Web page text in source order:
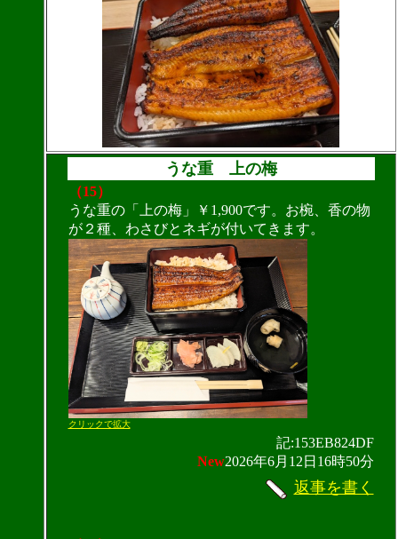
うな重 上の梅
（15）
うな重の「上の梅」￥1,900です。お椀、香の物
が２種、わさびとネギが付いてきます。
クリックで拡大
記:153EB824DF
New2026年6月12日16時50分
返事を書く